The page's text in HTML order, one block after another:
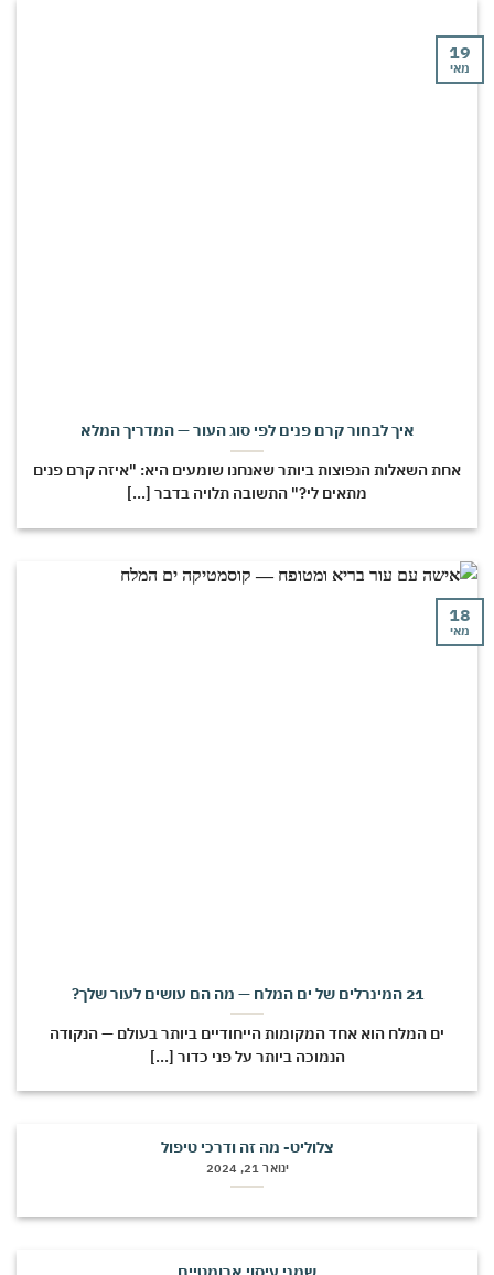
איך לבחור קרם פנים לפי סוג העור — המדריך המלא
אחת השאלות הנפוצות ביותר שאנחנו שומעים היא: "איזה קרם פנים
מתאים לי?" התשובה תלויה בדבר [...]
19
מאי
21 המינרלים של ים המלח — מה הם עושים לעור שלך?
ים המלח הוא אחד המקומות הייחודיים ביותר בעולם — הנקודה
הנמוכה ביותר על פני כדור [...]
18
מאי
צלוליט- מה זה ודרכי טיפול
ינואר 21, 2024